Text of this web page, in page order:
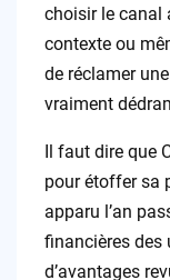
choisir le canal
contexte ou
de réclamer
vraiment
Il faut dire que
pour étoffer sa
apparu l’an
financières des
d’avantages